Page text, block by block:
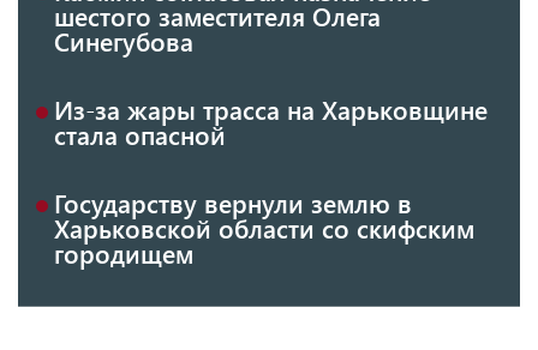
шестого заместителя Олега
Синегубова
Из-за жары трасса на Харьковщине
стала опасной
Государству вернули землю в
Харьковской области со скифским
городищем